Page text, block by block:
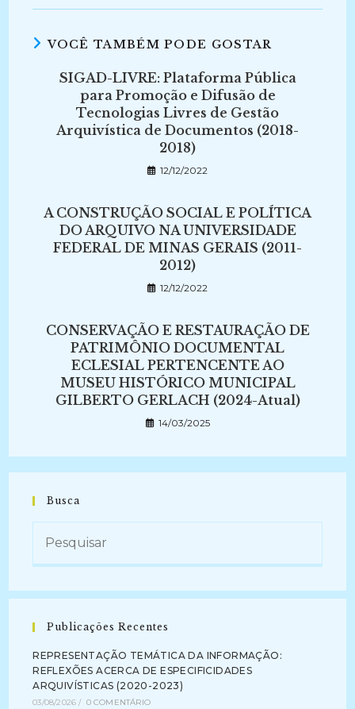
VOCÊ TAMBÉM PODE GOSTAR
SIGAD-LIVRE: Plataforma Pública
para Promoção e Difusão de
Tecnologias Livres de Gestão
Arquivística de Documentos (2018-
2018)
12/12/2022
A CONSTRUÇÃO SOCIAL E POLÍTICA
DO ARQUIVO NA UNIVERSIDADE
FEDERAL DE MINAS GERAIS (2011-
2012)
12/12/2022
CONSERVAÇÃO E RESTAURAÇÃO DE
PATRIMÔNIO DOCUMENTAL
ECLESIAL PERTENCENTE AO
MUSEU HISTÓRICO MUNICIPAL
GILBERTO GERLACH (2024-Atual)
14/03/2025
Busca
Publicações Recentes
REPRESENTAÇÃO TEMÁTICA DA INFORMAÇÃO:
REFLEXÕES ACERCA DE ESPECIFICIDADES
ARQUIVÍSTICAS (2020-2023)
03/08/2026 / 0 COMENTÁRIO